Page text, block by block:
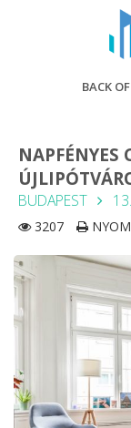
BACK
NAPFÉNYES
BUDAPEST
3207